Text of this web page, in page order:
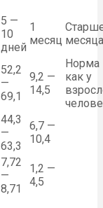
5 —
10
дней
1
месяц месяца
52,2
—
69,1
9,2 —
14,5
Норма
как у
44,3
—
63,3
6,7 —
10,4
7,72
—
8,71
1,2 —
4,5